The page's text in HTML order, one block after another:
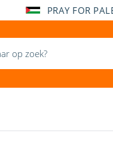
PRAY FOR